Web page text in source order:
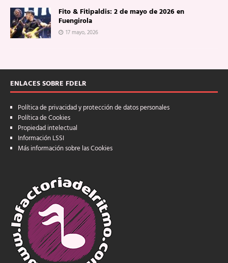
Fito & Fitipaldis: 2 de mayo de 2026 en
Fuengirola
17 mayo, 2026
ENLACES SOBRE FDELR
Política de privacidad y protección de datos personales
Política de Cookies
Propiedad intelectual
Información LSSI
Más información sobre las Cookies